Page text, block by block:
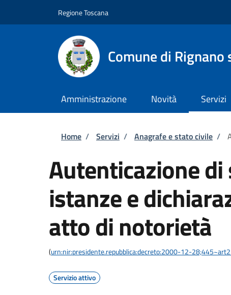
Regione Toscana
Comune di Rignano
Amministrazione Novità Servizi
Briciole di pane
Home / Servizi / Anagrafe e stato civile /
Autenticazione
istanze e
atto di notorietà
(urn:nir:presidente.repubblica:decreto:2000-12-
Servizio attivo